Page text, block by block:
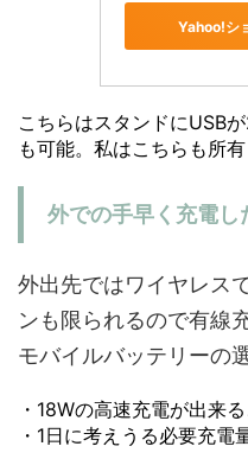
Yahoo!シ
こちらはスタンドにUSB
も可能。私はこちらも所有
外での手早く充電し
外出先ではワイヤレス
ンも限られるので有線
モバイルバッテリーの
・18Wの高速充電が出来
・1日に考えうる必要充電